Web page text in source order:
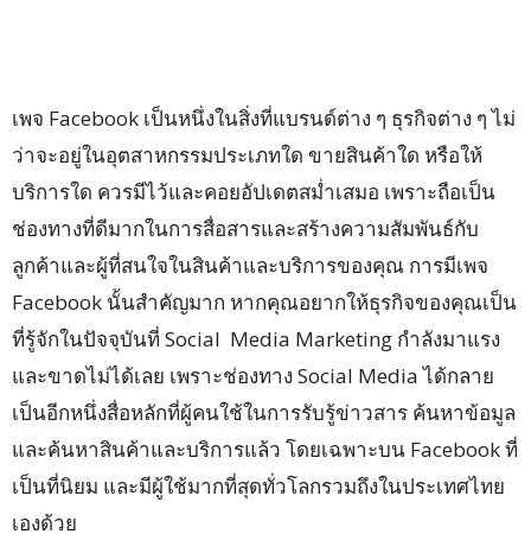
เพจ Facebook เป็นหนึ่งในสิ่งที่แบรนด์ต่าง ๆ ธุรกิจต่าง ๆ ไม่
ว่าจะอยู่ในอุตสาหกรรมประเภทใด ขายสินค้าใด หรือให้
บริการใด ควรมีไว้และคอยอัปเดตสม่ำเสมอ เพราะถือเป็น
ช่องทางที่ดีมากในการสื่อสารและสร้างความสัมพันธ์กับ
ลูกค้าและผู้ที่สนใจในสินค้าและบริการของคุณ การมีเพจ
Facebook นั้นสำคัญมาก หากคุณอยากให้ธุรกิจของคุณเป็น
ที่รู้จักในปัจจุบันที่ Social Media Marketing กำลังมาแรง
และขาดไม่ได้เลย เพราะช่องทาง Social Media ได้กลาย
เป็นอีกหนึ่งสื่อหลักที่ผู้คนใช้ในการรับรู้ข่าวสาร ค้นหาข้อมูล
และค้นหาสินค้าและบริการแล้ว โดยเฉพาะบน Facebook ที่
เป็นที่นิยม และมีผู้ใช้มากที่สุดทั่วโลกรวมถึงในประเทศไทย
เองด้วย